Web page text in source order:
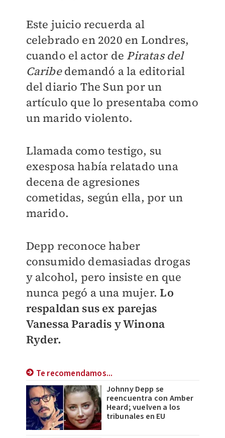
Este juicio recuerda al
celebrado en 2020 en Londres,
cuando el actor de Piratas del
Caribedemandó a la editorial
del diario The Sun por un
artículo que lo presentaba como
un marido violento.
Llamada como testigo, su
exesposa había relatado una
decena de agresiones
cometidas, según ella, por un
marido.
Depp reconoce haber
consumido demasiadas drogas
y alcohol, pero insiste en que
nunca pegó a una mujer.Lo
respaldan sus ex parejas
Vanessa Paradis y Winona
Ryder.
Te recomendamos...
Johnny Depp se
reencuentra con Amber
Heard; vuelven a los
tribunales en EU